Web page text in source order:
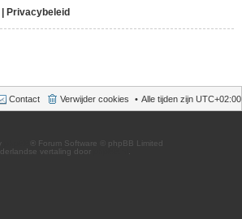
Privacybeleid
Alle tijden zijn UTC+02:00
Verwijder cookies
Contact
® Forum Software © phpBB Limited
vertaling door